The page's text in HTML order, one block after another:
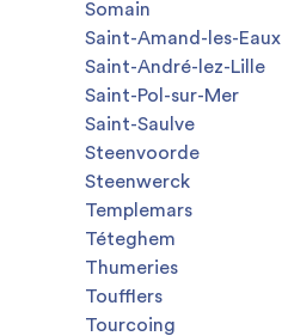
Somain
Saint-Amand-les-Eaux
Saint-André-lez-Lille
Saint-Pol-sur-Mer
Saint-Saulve
Steenvoorde
Steenwerck
Templemars
Téteghem
Thumeries
Toufflers
Tourcoing